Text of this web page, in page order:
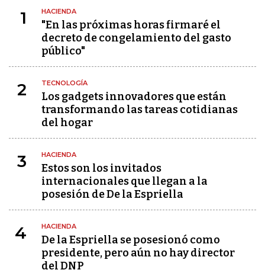
1 HACIENDA
"En las próximas horas firmaré el
decreto de congelamiento del gasto
público"
2 TECNOLOGÍA
Los gadgets innovadores que están
transformando las tareas cotidianas
del hogar
3 HACIENDA
Estos son los invitados
internacionales que llegan a la
posesión de De la Espriella
4 HACIENDA
De la Espriella se posesionó como
presidente, pero aún no hay director
del DNP